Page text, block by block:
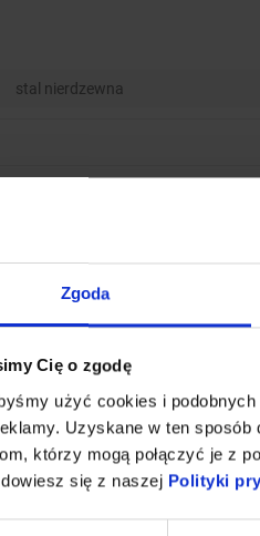
Zgoda
Cię o zgodę
użyć cookies i
Uzyskane w ten sposób
którzy mogą połączyć je z
się z naszej Polityki
stal nierdzewna